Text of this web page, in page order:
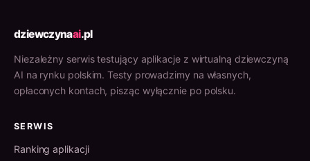
dziewczynaai.pl
Niezależny serwis testujący aplikacje z wirtualną dziewczyną
AI na rynku polskim. Testy prowadzimy na własnych,
opłaconych kontach, pisząc wyłącznie po polsku.
SERWIS
Ranking aplikacji